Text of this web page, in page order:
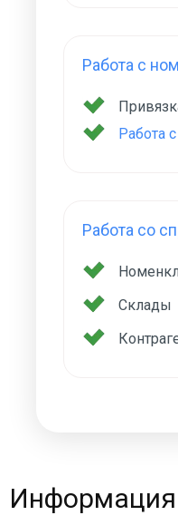
Работа с
Работа
Работа со
Склады
Информация